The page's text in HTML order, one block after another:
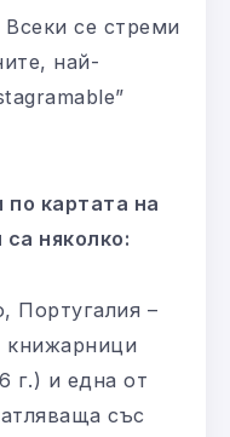
се стреми
най-
картата на
няколко:
Португалия –
книжарници
г.) и една от
със